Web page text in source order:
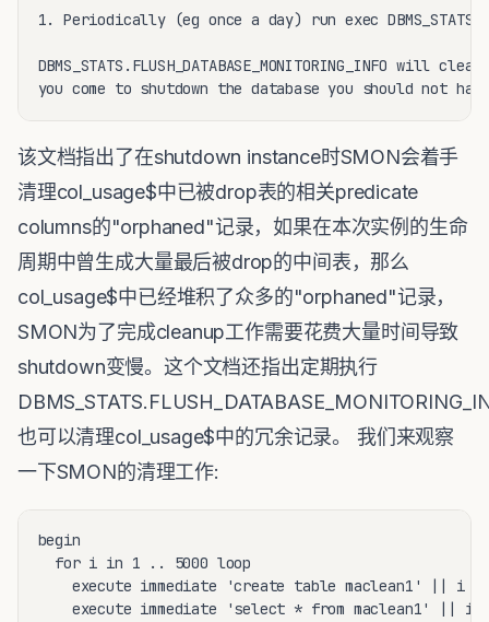
1. Periodically (eg once a day) run exec
DBMS_STATS.FLUSH_DATABASE_MONITORING_INFO
you come to shutdown the database you should not
该文档指出了在shutdown instance时SMON会着手
清理col_usage$中已被drop表的相关predicate
columns的"orphaned"记录，如果在本次实例的生命
周期中曾生成大量最后被drop的中间表，那么
col_usage$中已经堆积了众多的"orphaned"记录，
SMON为了完成cleanup工作需要花费大量时间导致
shutdown变慢。这个文档还指出定期执行
也可以清理col_usage$中的冗余记录。 我们来观察
一下SMON的清理工作:
begin
  for i in 1 .. 5000 loop
execute immediate 'create table maclean1' || i
execute immediate 'select * from maclean1' || i